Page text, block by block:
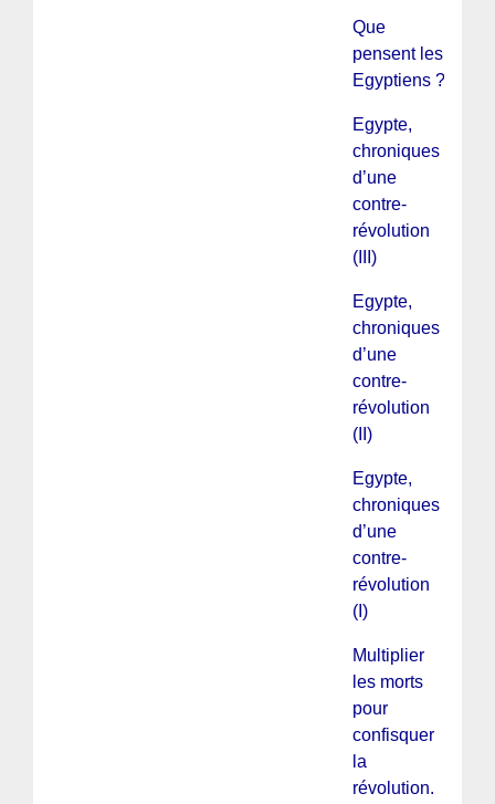
Que
pensent les
Egyptiens ?
Egypte,
chroniques
d’une
contre-
révolution
(III)
Egypte,
chroniques
d’une
contre-
révolution
(II)
Egypte,
chroniques
d’une
contre-
révolution
(I)
Multiplier
les morts
pour
confisquer
la
révolution.